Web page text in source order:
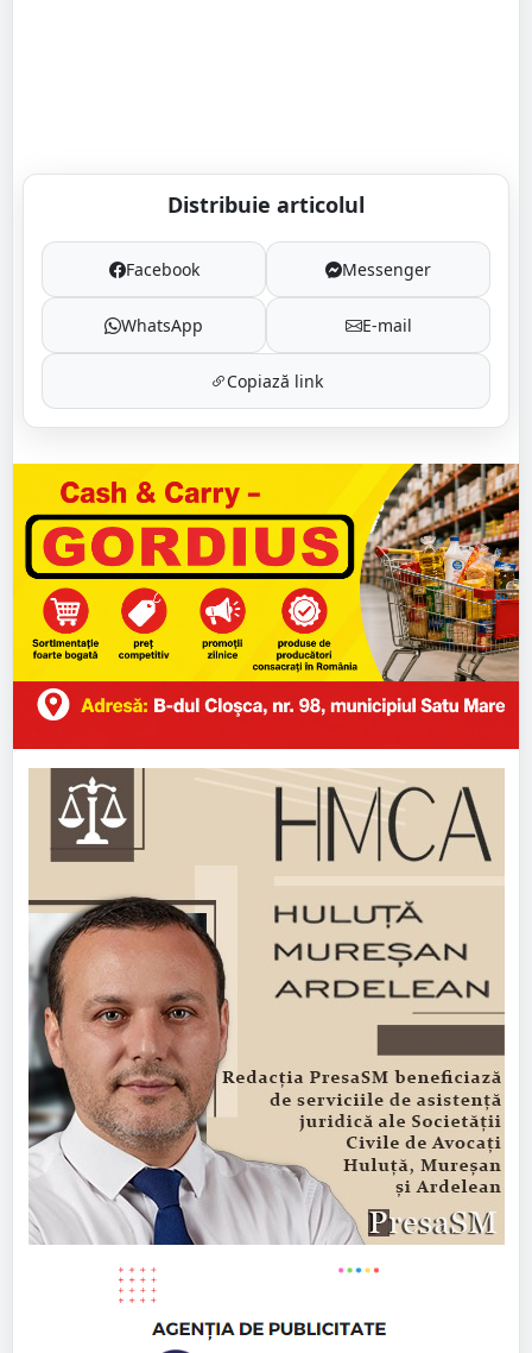
Distribuie articolul
Facebook Messenger
WhatsApp E-mail
Copiază link